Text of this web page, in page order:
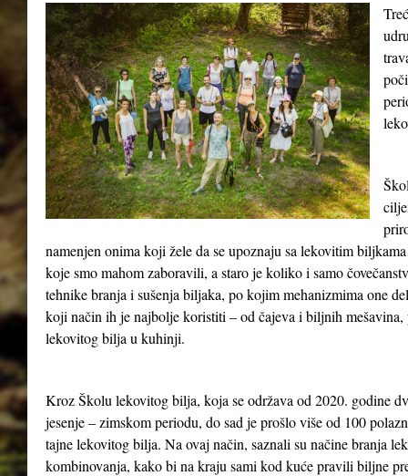
namenjen onima koji žele da se upoznaju sa lekovitim
koje smo mahom zaboravili, a staro je koliko i samo
tehnike branja i sušenja biljaka, po kojim mehanizmima one
koji način ih je najbolje koristiti – od čajeva i biljnih mešavina,
lekovitog bilja u kuhinji.
Kroz Školu lekovitog bilja, koja se održava od 2020. godine
jesenje – zimskom periodu, do sad je prošlo više od 100
tajne lekovitog bilja. Na ovaj način, saznali su načine branja
kombinovanja, kako bi na kraju sami kod kuće pravili biljne